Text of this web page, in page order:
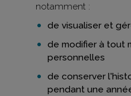
notamment :
de visualiser et
de modifier à tout
personnelles
de conserver
pendant une